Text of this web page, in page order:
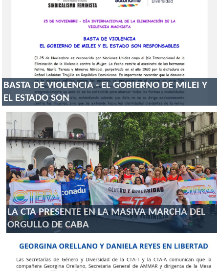
BASTA DE VIOLENCIA - EL GOBIERNO DE MILEI Y
EL ESTADO SON
LA CTA PRESENTE EN LA MASIVA MARCHA DEL
ORGULLO DE CABA